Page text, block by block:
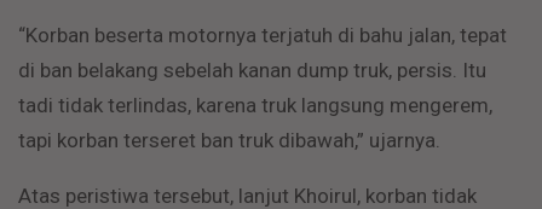
“Korban beserta motornya terjatuh di bahu jalan, tepat
di ban belakang sebelah kanan dump truk, persis. Itu
tadi tidak terlindas, karena truk langsung mengerem,
tapi korban terseret ban truk dibawah,” ujarnya.
Atas peristiwa tersebut, lanjut Khoirul, korban tidak